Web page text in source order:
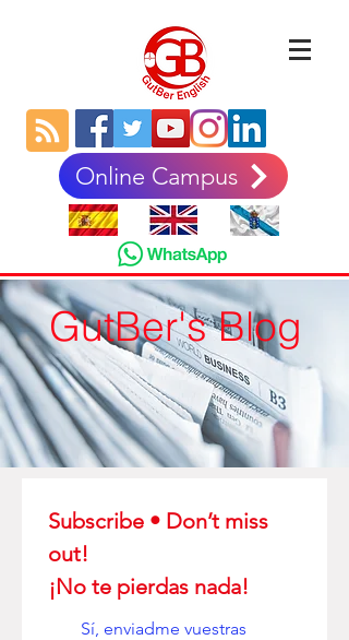
Online Campus
GutBer's Blog
Subscribe • Don’t miss
¡No te pierdas nada!
Sí, enviadme vuestras